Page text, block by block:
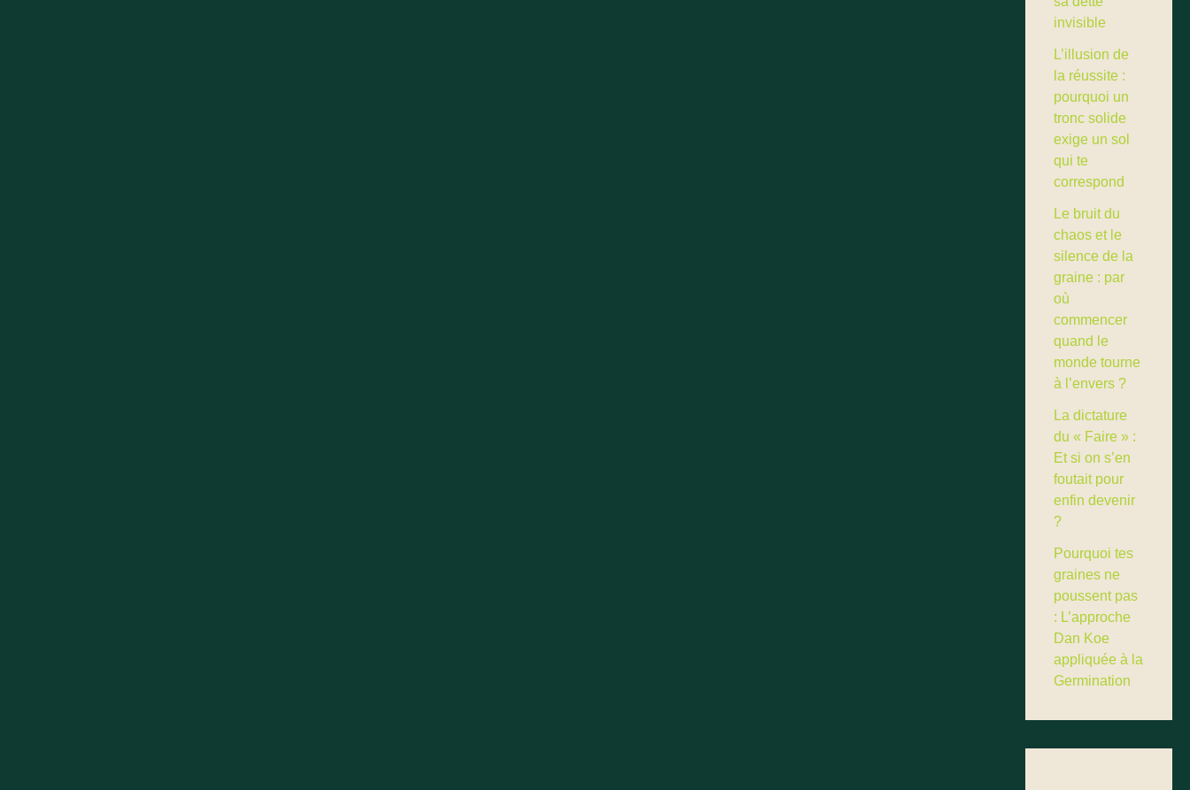
invisible
L’illusion de
la réussite :
pourquoi un
tronc solide
exige un sol
qui te
correspond
Le bruit du
chaos et le
silence de la
graine : par
où
commencer
quand le
monde tourne
à l’envers ?
La dictature
du « Faire » :
Et si on s’en
foutait pour
enfin devenir
?
Pourquoi tes
graines ne
poussent pas
: L’approche
Dan Koe
appliquée à la
Germination